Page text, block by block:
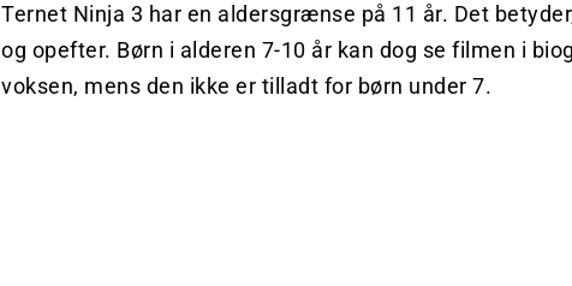
Ternet Ninja 3 har en aldersgrænse på 11 år. Det
og opefter. Børn i alderen 7-10 år kan dog se filmen i
voksen, mens den ikke er tilladt for børn under 7.